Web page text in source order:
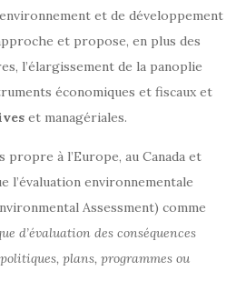
et de développement
et propose, en plus des
l’élargissement de la panoplie
économiques et fiscaux et
et managériales.
propre à l’Europe, au Canada et
l’évaluation environnementale
Assessment) comme
d’évaluation des conséquences
plans, programmes ou